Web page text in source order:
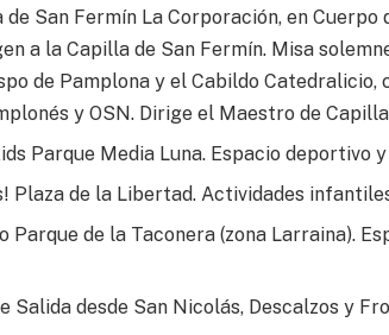
San Fermín La Corporación, en Cuerpo
a la Capilla de San Fermín. Misa
de Pamplona y el Cabildo Catedralicio,
y OSN. Dirige el Maestro de
Parque Media Luna. Espacio deportivo
Plaza de la Libertad. Actividades
Parque de la Taconera (zona Larraina).
Salida desde San Nicolás, Descalzos y